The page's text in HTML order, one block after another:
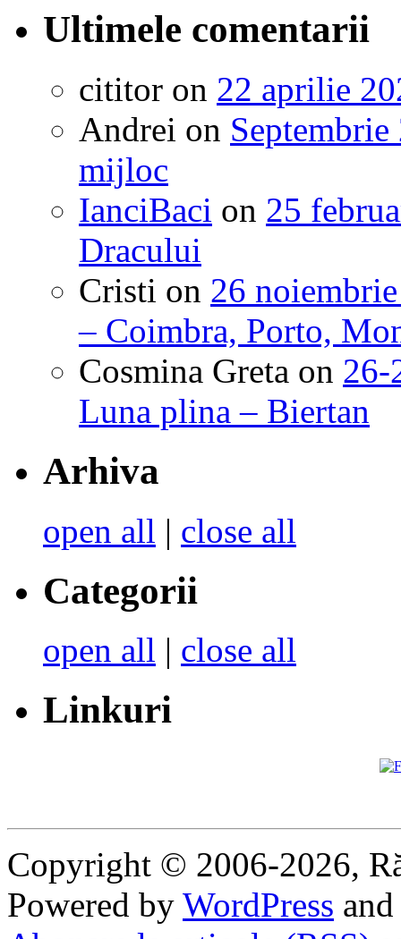
Ultimele comentarii
cititor on 22 aprilie
Andrei on
mijloc
IanciBaci on 25
Dracului
Cristi on 26
– Coimbra, Porto,
Cosmina Greta on 26-
Luna plina – Biertan
Arhiva
open all | close all
Categorii
open all | close all
Linkuri
Copyright © 2006-2026,
Powered by WordPress